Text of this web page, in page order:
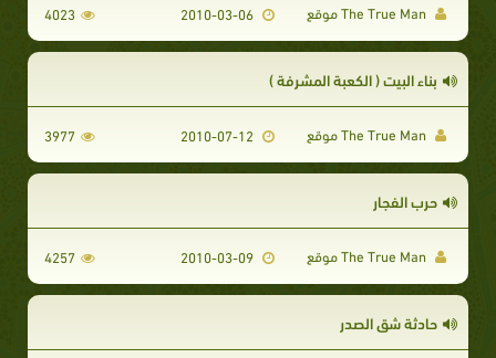
4023
بناء البيت ( الكعبة المشرفة )
3977
حرب الفجار
4257
حادثة شق الصدر